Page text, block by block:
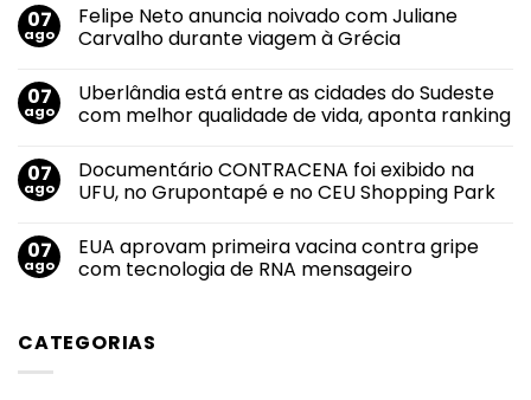
em
Rebeca
Andrade
nota
do
mundo
em
2026
durante
07
ago
Felipe Neto anuncia noivado com Juliane
Carvalho durante viagem à Grécia
em
Felipe
Neto
com
Juliane
Carvalho
à
Grécia
07
ago
Uberlândia está entre as cidades do Sudeste
com melhor qualidade de vida, aponta ranking
em
Uberlândia
está
cidades
do
Sudeste
de
vida,
07
ago
Documentário CONTRACENA foi exibido na
UFU, no Grupontapé e no CEU Shopping Park
em
Documentário
CONTRACENA
UFU,
no
07
ago
EUA aprovam primeira vacina contra gripe
com tecnologia de RNA mensageiro
EUA
aprovam
CATEGORIAS